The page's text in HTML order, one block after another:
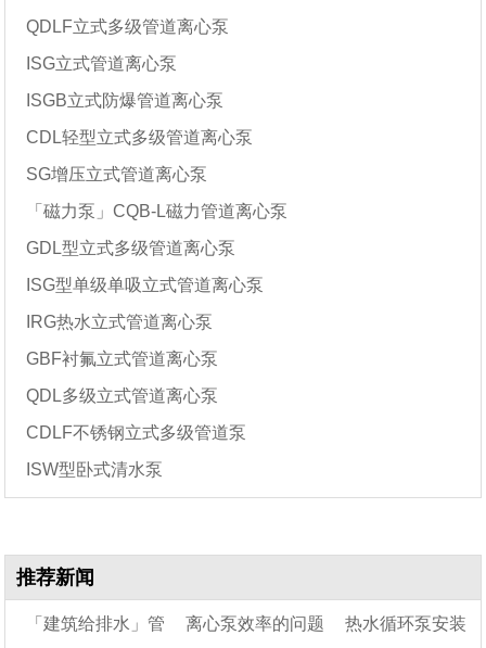
QDLF立式多级管道离心泵
ISG立式管道离心泵
ISGB立式防爆管道离心泵
CDL轻型立式多级管道离心泵
SG增压立式管道离心泵
「磁力泵」CQB-L磁力管道离心泵
GDL型立式多级管道离心泵
ISG型单级单吸立式管道离心泵
IRG热水立式管道离心泵
GBF衬氟立式管道离心泵
QDL多级立式管道离心泵
CDLF不锈钢立式多级管道泵
ISW型卧式清水泵
推荐新闻
「建筑给排水」管 离心泵效率的问题 热水循环泵安装